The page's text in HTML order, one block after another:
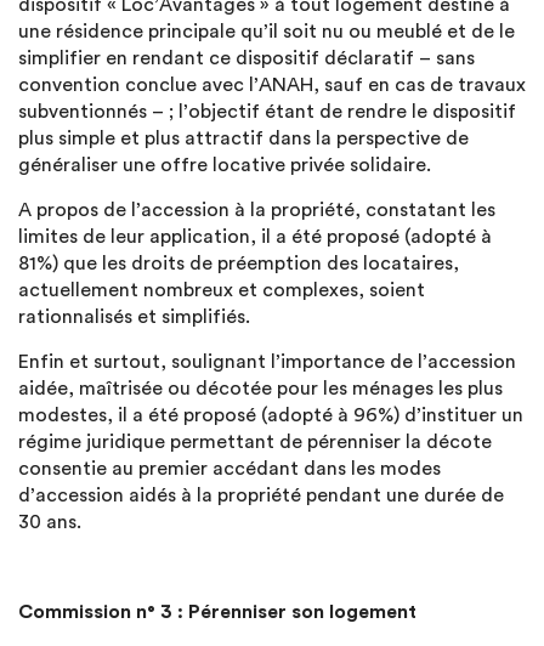
dispositif « Loc’Avantages » à tout logement destiné à
une résidence principale qu’il soit nu ou meublé et de le
simplifier en rendant ce dispositif déclaratif – sans
convention conclue avec l’ANAH, sauf en cas de travaux
subventionnés – ; l’objectif étant de rendre le dispositif
plus simple et plus attractif dans la perspective de
généraliser une offre locative privée solidaire.
A propos de l’accession à la propriété, constatant les
limites de leur application, il a été proposé (adopté à
81%) que les droits de préemption des locataires,
actuellement nombreux et complexes, soient
rationnalisés et simplifiés.
Enfin et surtout, soulignant l’importance de l’accession
aidée, maîtrisée ou décotée pour les ménages les plus
modestes, il a été proposé (adopté à 96%) d’instituer un
régime juridique permettant de pérenniser la décote
consentie au premier accédant dans les modes
d’accession aidés à la propriété pendant une durée de
30 ans.
Commission n° 3 : Pérenniser son logement